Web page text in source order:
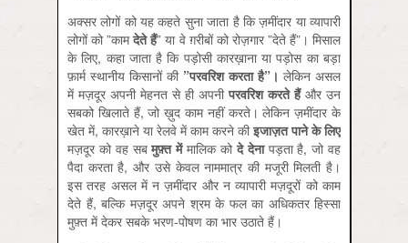
अक्सर लोगों को यह कहते सुना जाता है कि ज़मींदार या व्यापारी
लोगों को ”कामदेते हैं” या वे ग़रीबों को रोज़गार ”देते हैं”। मिसाल
के लिए, कहा जाता है कि पड़ोसी कारख़ाना या पड़ोस का बड़ा
फ़ार्म स्थानीय किसानों की”परवरिश करता है”। लेकिन असल
में मज़दूर अपनी मेहनत से ही अपनीपरवरिश करते हैंऔर उन
सबको खिलाते हैं, जो ख़ुद काम नहीं करते। लेकिन ज़मींदार के
खेत में, कारख़ाने या रेलवे में काम करने कीइजाज़त पाने के लिए
मज़दूर को वह सबमुफ़्त मेंमालिक कोदे देनापड़ता है, जो वह
पैदा करता है, और उसे केवल नाममात्र की मजूरी मिलती है।
इस तरह असल में न ज़मींदार और न व्यापारी मज़दूरों को काम
देते हैं, बल्कि मज़दूर अपने श्रम के फल का अधिकतर हिस्सा
मुफ़्त में देकर सबके भरण-पोषण का भार उठाते हैं।